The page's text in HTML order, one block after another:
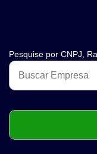
Pesquise por CNPJ,